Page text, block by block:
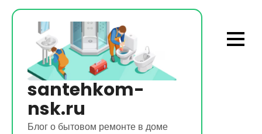
Перейти
содержимому
santehkom-
nsk.ru
Блог о бытовом ремонте в доме